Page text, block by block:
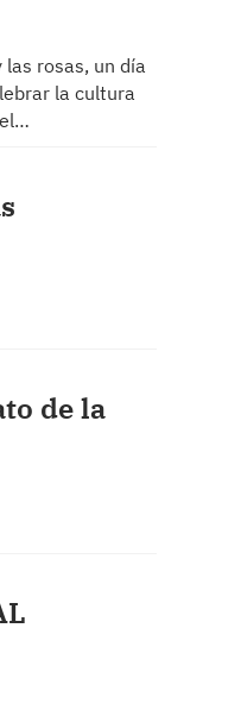
rosas, un día
la cultura
de la